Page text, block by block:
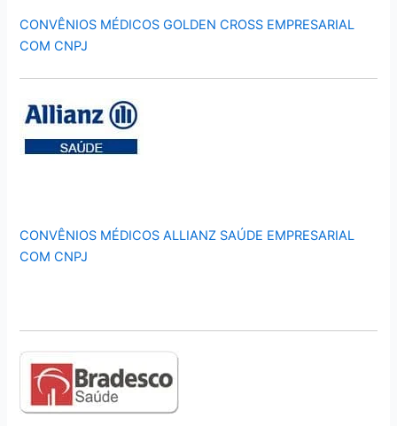
CONVÊNIOS MÉDICOS GOLDEN CROSS EMPRESARIAL
COM CNPJ
CONVÊNIOS MÉDICOS ALLIANZ SAÚDE EMPRESARIAL
COM CNPJ